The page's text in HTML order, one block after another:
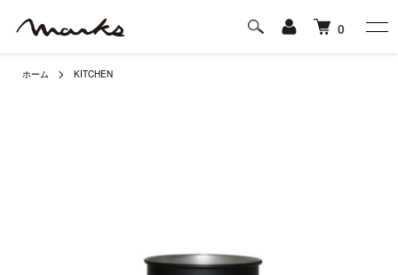
0
ホーム KITCHEN